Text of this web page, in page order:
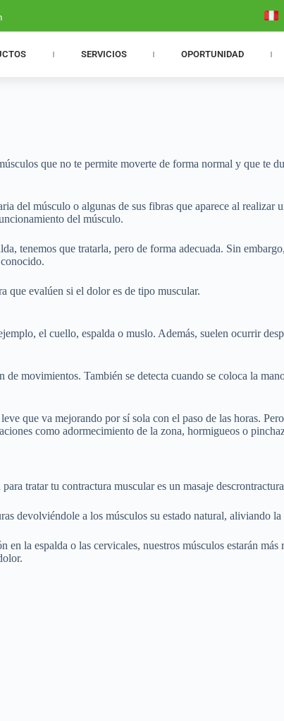
SERVICIOS OPORTUNIDAD
que no te permite moverte de forma normal y que te
del músculo o algunas de sus fibras que aparece al realizar
del músculo.
tenemos que tratarla, pero de forma adecuada. Sin
que evalúen si el dolor es de tipo muscular.
el cuello, espalda o muslo. Además, suelen ocurrir
movimientos. También se detecta cuando se coloca la
que va mejorando por sí sola con el paso de las horas.
como adormecimiento de la zona, hormigueos o
tratar tu contractura muscular es un masaje
devolviéndole a los músculos su estado natural, aliviando la
la espalda o las cervicales, nuestros músculos estarán